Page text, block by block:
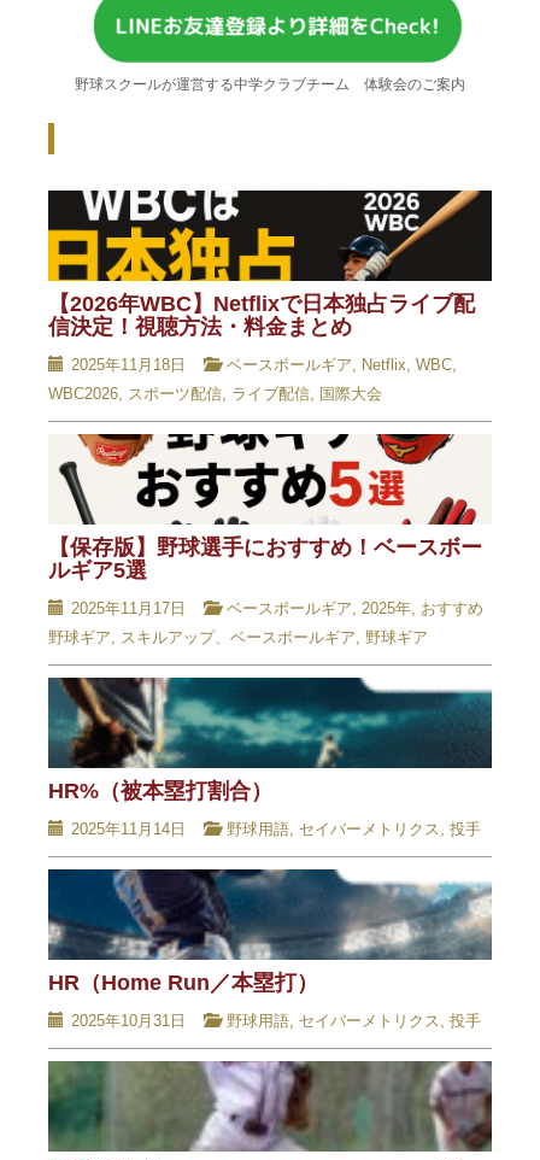
野球スクールが運営する中学クラブチーム 体験会のご案内
【2026年WBC】Netflixで日本独占ライブ配
信決定！視聴方法・料金まとめ
2025年11月18日 ベースボールギア Netflix WBC
WBC2026
スポーツ配信 ライブ配信 国際大会
【保存版】野球選手におすすめ！ベースボー
ルギア5選
2025年11月17日 ベースボールギア 2025年 おすすめ
野球ギア
スキルアップ、ベースボールギア 野球ギア
HR%（被本塁打割合）
2025年11月14日 野球用語 セイバーメトリクス 投手
HR（Home Run／本塁打）
2025年10月31日 野球用語 セイバーメトリクス 投手